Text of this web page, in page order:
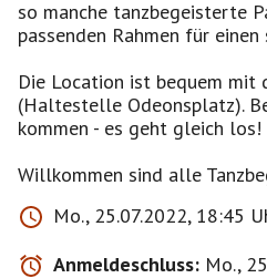
so manche tanzbegeisterte
passenden Rahmen für
Die Location ist bequem mit
(Haltestelle Odeonsplatz).
kommen - es geht gleich los!
Willkommen sind alle
Mo., 25.07.2022, 18:45
Anmeldeschluss: Mo.,